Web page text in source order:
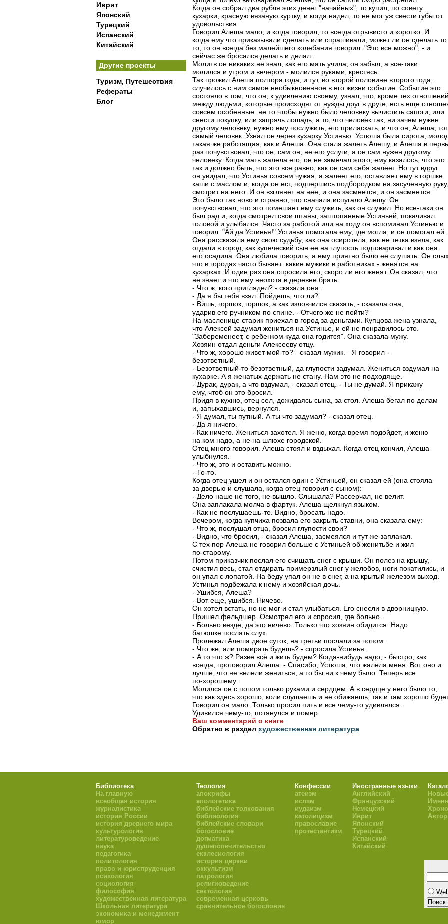
Иврит
Японский
Турецкий
Испанский
Китайский
Другие проекты
Туризм, Путешествия
Рефераты
Блог
Когда он собрал два рубля этих денег "начайных", то купил, по совету
кухарки, красную вязаную куртку, и когда надел, то не мог уж свести губы от
удовольствия.
Говорил Алеша мало, и когда говорил, то всегда отрывисто и коротко. И
когда ему что приказывали сделать или спрашивали, может ли он сделать
то, то он всегда без малейшего колебания говорил: "Это все можно", - и
сейчас же бросался делать и делал.
Молитв он никаких не знал; как его мать учила, он забыл, а все-таки
молился и утром и вечером - молился руками, крестясь.
Так прожил Алеша полтора года, и тут, во второй половине второго года,
случилось с ним самое необыкновенное в его жизни событие. Событие это
состояло в том, что он, к удивлению своему, узнал, что, кроме тех
между людьми, которые происходят от нужды друг в друге, есть еще
совсем особенные: не то чтобы нужно было человеку вычистить сапоги, или
снести покупку, или запрячь лошадь, а то, что человек так, ни зачем нужен
другому человеку, нужно ему послужить, его приласкать, и что он, Алеша, тот
самый человек. Узнал он через кухарку Устинью. Устюша была сирота,
такая же работящая, как и Алеша. Она стала жалеть Алешу, и Алеша в
раз почувствовал, что он, сам он, не его услуги, а он сам нужен другому
человеку. Когда мать жалела его, он не замечал этого, ему казалось, что это
так и должно быть, что это все равно, как он сам себя жалеет. Но тут вдруг
он увидал, что Устинья совсем чужая, а жалеет его, оставляет ему в горшке
каши с маслом и, когда он ест, подпершись подбородком на засученную
смотрит на него. И он взглянет на нее, и она засмеется, и он засмеется.
Это было так ново и странно, что сначала испугало Алешу. Он
почувствовал, что это помешает ему служить, как он служил. Но все-таки он
был рад и, когда смотрел свои штаны, заштопанные Устиньей, покачивал
головой и улыбался. Часто за работой или на ходу он вспоминал Устинью и
говорил: "Ай да Устинья!" Устинья помогала ему, где могла, и он помогал ей.
Она рассказала ему свою судьбу, как она осиротела, как ее тетка взяла, как
отдали в город, как купеческий сын ее на глупость подговаривал и как она
его осадила. Она любила говорить, а ему приятно было ее слушать. Он
что в городах часто бывает: какие мужики в работниках - женятся на
кухарках. И один раз она спросила его, скоро ли его женят. Он сказал, что
не знает и что ему неохота в деревне брать.
- Что ж, кого приглядел? - сказала она.
- Да я бы тебя взял. Пойдешь, что ли?
- Вишь, горшок, горшок, а как изловчился сказать, - сказала она,
ударив его ручником по спине. - Отчего же не пойти?
На масленице старик приехал в город за деньгами. Купцова жена узнала,
что Алексей задумал жениться на Устинье, и ей не понравилось это.
"Забеременеет, с ребенком куда она годится". Она сказала мужу.
Хозяин отдал деньги Алексееву отцу.
- Что ж, хорошо живет мой-то? - сказал мужик. - Я говорил -
безответный.
- Безответный-то безответный, да глупости задумал. Жениться вздумал на
кухарке. А я женатых держать не стану. Нам это не подходяще.
- Дурак, дурак, а что вздумал, - сказал отец. - Ты не думай. Я прикажу
ему, чтоб он это бросил.
Придя в кухню, отец сел, дожидаясь сына, за стол. Алеша бегал по делам
и, запыхавшись, вернулся.
- Я думал, ты путный. А ты что задумал? - сказал отец.
- Да я ничего.
- Как ничего. Жениться захотел. Я женю, когда время подойдет, и женю
на ком надо, а не на шлюхе городской.
Отец много говорил. Алеша стоял и вздыхал. Когда отец кончил, Алеша
улыбнулся.
- Что ж, это и оставить можно.
- То-то.
Когда отец ушел и он остался один с Устиньей, он сказал ей (она стояла
за дверью и слушала, когда отец говорил с сыном):
- Дело наше не того, не вышло. Слышала? Рассерчал, не велит.
Она заплакала молча в фартук. Алеша щелкнул языком.
- Как не послушаешь-то. Видно, бросать надо.
Вечером, когда купчиха позвала его закрыть ставни, она сказала ему:
- Что ж, послушал отца, бросил глупости свои?
- Видно, что бросил, - сказал Алеша, засмеялся и тут же заплакал.
С тех пор Алеша не говорил больше с Устиньей об женитьбе и жил
по-старому.
Потом приказчик послал его счищать снег с крыши. Он полез на крышу,
счистил весь, стал отдирать примерзлый снег у желобов, ноги покатились, и
он упал с лопатой. На беду упал он не в снег, а на крытый железом выход.
Устинья подбежала к нему и хозяйская дочь.
- Ушибся, Алеша?
- Вот еще, ушибся. Ничево.
Он хотел встать, но не мог и стал улыбаться. Его снесли в дворницкую.
Пришел фельдшер. Осмотрел его и спросил, где больно.
- Больно везде, да это ничево. Только что хозяин обидится. Надо
батюшке послать слух.
Пролежал Алеша двое суток, на третьи послали за попом.
- Что же, али помирать будешь? - спросила Устинья.
- А то что ж? Разве всё и жить будем? Когда-нибудь надо, - быстро, как
всегда, проговорил Алеша. - Спасибо, Устюша, что жалела меня. Вот оно и
лучше, что не велели жениться, а то бы ни к чему было. Теперь все
по-хорошему.
Молился он с попом только руками и сердцем. А в сердце у него было то,
что как здесь хорошо, коли слушаешь и не обижаешь, так и там хорошо
Говорил он мало. Только просил пить и все чему-то удивлялся.
Удивился чему-то, потянулся и помер.
Ваш комментарий о книге
Обратно в раздел художественная литература
Библиотека
На главную
всеобщая история
журналистика
история России
история древнего мира
культурология
литературоведение
наука
педагогика
политология
право и юриспруденция
психология
социология
философия
художественная литература
Школьная литература
экономика и менеджмент
юмор
Теология
апокрифы
апологетика
библейские толкования
библиология
библейские словари
богословие
догматика
душепопечительство
екклесиология
история церкви
оккультизм
патрология
религиоведение
сектология
современная церковь
сравнительное богословие
Конфессии
атеизм
ислам
иудаизм
католицизм
православие
протестантизм
Иностранные языки
Английский
Французский
Немецкий
Иврит
Японский
Турецкий
Испанский
Китайский